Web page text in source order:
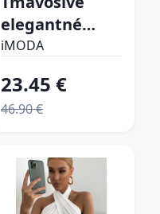
elegantné
nohavice
iMODA
23.45 €
46.90 €